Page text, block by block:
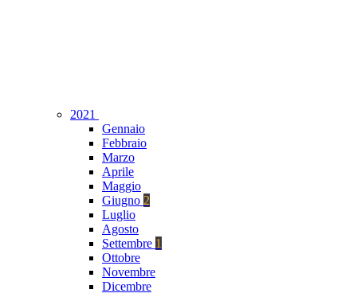
2021
Gennaio
Febbraio
Marzo
Aprile
Maggio
Giugno 2
Luglio
Agosto
Settembre 1
Ottobre
Novembre
Dicembre